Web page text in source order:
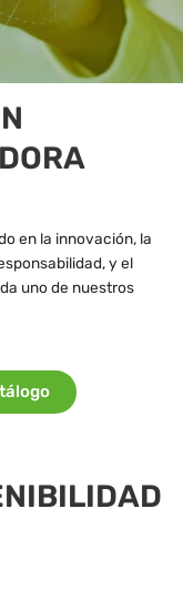
en la innovación, la
y el
uno de nuestros